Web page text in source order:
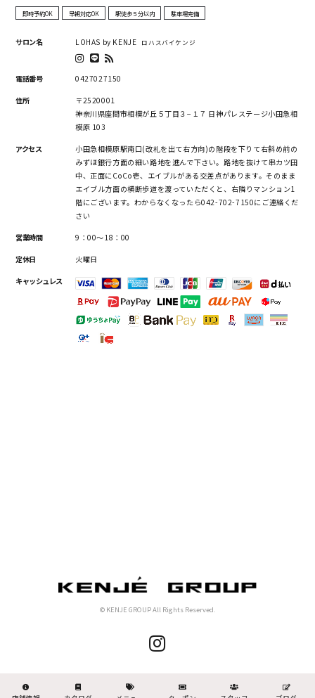
即時予約OK 早朝対応OK 駅徒歩５分以内 駐車場完備
サロン名 LOHAS by KENJE ロハスバイケンジ
電話番号 0427027150
住所
〒2520001
神奈川県座間市相模が丘５丁目３−１７ 日神パレステージ小田急相
模原 103
アクセス
小田急相模原駅南口(改札を出て右方向)の階段を下りて右斜め前の
みずほ銀行方面の細い路地を進んで下さい。路地を抜けて串カツ田
中、正面にCoCo壱、エイブルがある交差点があります。そのまま
エイブル方面の横断歩道を渡っていただくと、右隣りマンション1
階にございます。わからなくなったら042-702-7150にご連絡くだ
さい
営業時間 9：00～18：00
定休日 火曜日
キャッシュレス
© KENJE GROUP All Rights Reserved.